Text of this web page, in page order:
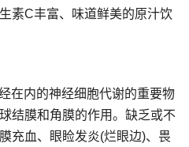
素C丰富、味道鲜美的原汁饮
在内的神经细胞代谢的重要物
结膜和角膜的作用。缺乏或不
充血、眼睑发炎(烂眼边)、畏